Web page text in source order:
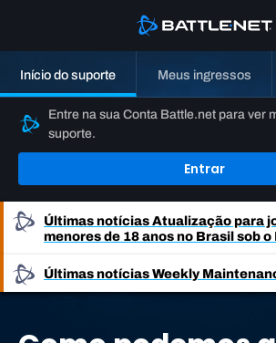
Início do suporte Meus ingressos
Entre na sua Conta Battle.net para ver
suporte.
Entrar
Últimas notíciasAtualização para
menores de 18 anos no Brasil sob o
Últimas notíciasWeekly